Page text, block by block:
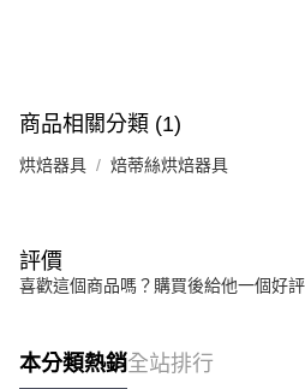
商品相關分類 (1)
烘焙器具 焙蒂絲烘焙器具
評價
喜歡這個商品嗎？購買後給他一個好
本分類熱銷全站排行